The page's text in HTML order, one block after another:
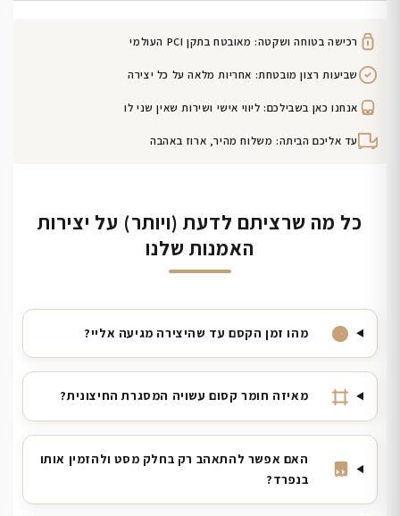
רכישה בטוחה ושקטה: מאובטח בתקן PCI העולמי
שביעות רצון מובטחת: אחריות מלאה על כל יצירה
אנחנו כאן בשבילכם: ליווי אישי ושירות שאין שני לו
עד אליכם הביתה: משלוח מהיר, ארוז באהבה
כל מה שרציתם לדעת (ויותר) על יצירות
האמנות שלנו
מהו זמן הקסם עד שהיצירה מגיעה אליי?
מאיזה חומר קסום עשויה המסגרת החיצונית?
האם אפשר להתאהב רק בחלק מסט ולהזמין אותו
בנפרד?